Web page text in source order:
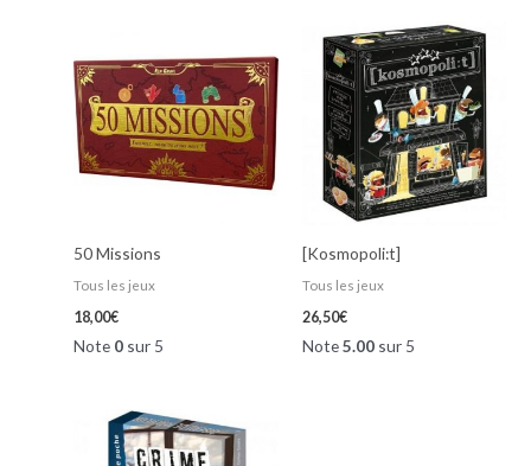
50 Missions
Tous les jeux
18,00€
Note 0 sur 5
[Kosmopoli:t]
Tous les jeux
26,50€
Note5.00sur 5